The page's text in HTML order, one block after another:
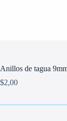
Anillos de tagua
$2,00